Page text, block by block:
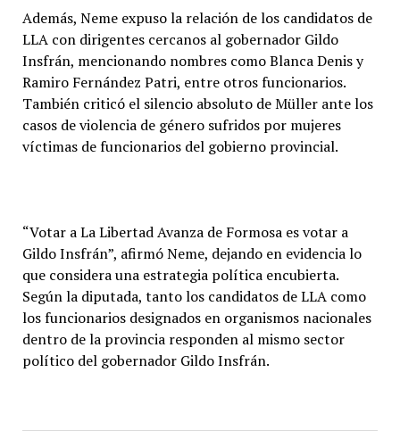
Además, Neme expuso la relación de los candidatos de
LLA con dirigentes cercanos al gobernador Gildo
Insfrán, mencionando nombres como Blanca Denis y
Ramiro Fernández Patri, entre otros funcionarios.
También criticó el silencio absoluto de Müller ante los
casos de violencia de género sufridos por mujeres
víctimas de funcionarios del gobierno provincial.
“Votar a La Libertad Avanza de Formosa es votar a
Gildo Insfrán”, afirmó Neme, dejando en evidencia lo
que considera una estrategia política encubierta.
Según la diputada, tanto los candidatos de LLA como
los funcionarios designados en organismos nacionales
dentro de la provincia responden al mismo sector
político del gobernador Gildo Insfrán.